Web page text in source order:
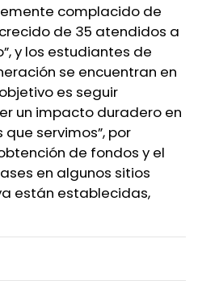
complacido de
de 35 atendidos a
y los estudiantes de
se encuentran en
es seguir
un impacto duradero en
servimos”, por
de fondos y el
en algunos sitios
están establecidas,